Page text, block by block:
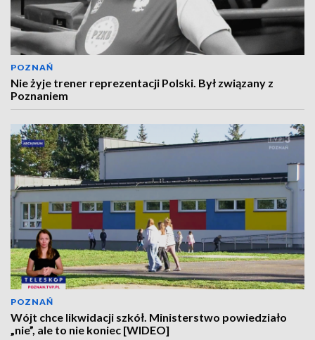
POZNAŃ
Nie żyje trener reprezentacji Polski. Był związany z
Poznaniem
POZNAŃ
Wójt chce likwidacji szkół. Ministerstwo powiedziało
„nie”, ale to nie koniec [WIDEO]